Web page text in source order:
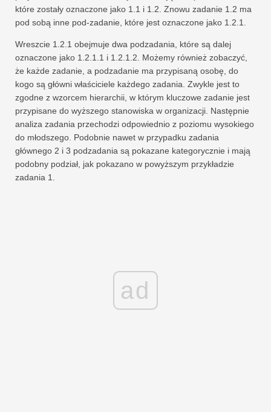
które zostały oznaczone jako 1.1 i 1.2. Znowu zadanie 1.2 ma
pod sobą inne pod-zadanie, które jest oznaczone jako 1.2.1.
Wreszcie 1.2.1 obejmuje dwa podzadania, które są dalej
oznaczone jako 1.2.1.1 i 1.2.1.2. Możemy również zobaczyć,
że każde zadanie, a podzadanie ma przypisaną osobę, do
kogo są główni właściciele każdego zadania. Zwykle jest to
zgodne z wzorcem hierarchii, w którym kluczowe zadanie jest
przypisane do wyższego stanowiska w organizacji. Następnie
analiza zadania przechodzi odpowiednio z poziomu wysokiego
do młodszego. Podobnie nawet w przypadku zadania
głównego 2 i 3 podzadania są pokazane kategorycznie i mają
podobny podział, jak pokazano w powyższym przykładzie
zadania 1.
ad